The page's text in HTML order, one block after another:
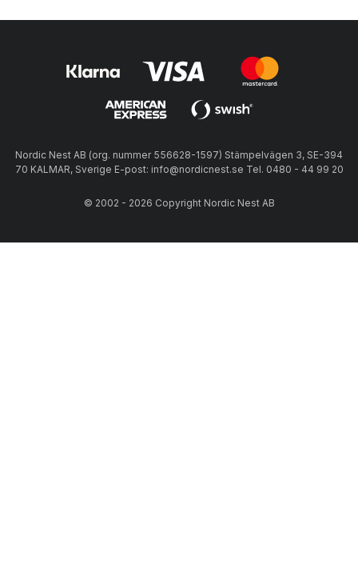
Nordic Nest AB (org. nummer 556628-1597) Stämpelvägen 3, SE-394
70 KALMAR, Sverige E-post: info@nordicnest.se Tel. 0480 - 44 99 20
© 2002 - 2026 Copyright Nordic Nest AB